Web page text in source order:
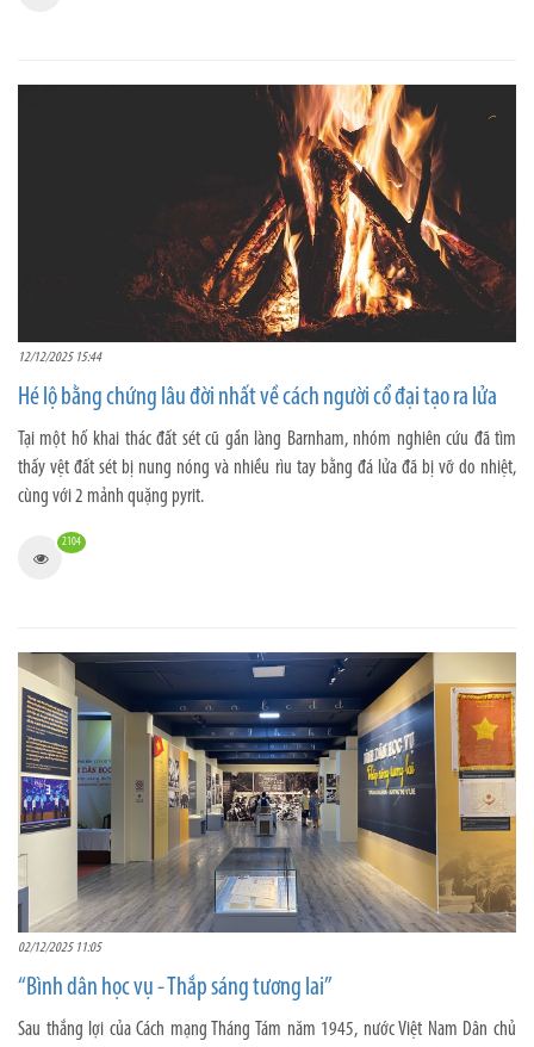
12/12/2025 15:44
Hé lộ bằng chứng lâu đời nhất về cách người cổ đại tạo ra lửa
Tại một hố khai thác đất sét cũ gần làng Barnham, nhóm nghiên cứu đã tìm
thấy vệt đất sét bị nung nóng và nhiều rìu tay bằng đá lửa đã bị vỡ do nhiệt,
cùng với 2 mảnh quặng pyrit.
2104
02/12/2025 11:05
“Bình dân học vụ - Thắp sáng tương lai”
Sau thắng lợi của Cách mạng Tháng Tám năm 1945, nước Việt Nam Dân chủ